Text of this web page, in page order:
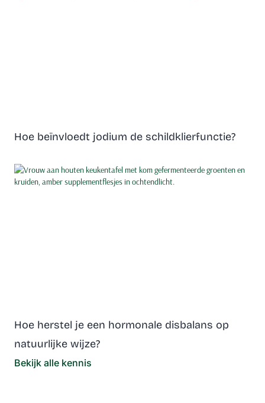
Hoe beïnvloedt jodium de schildklierfunctie?
Hoe herstel je een hormonale disbalans op
natuurlijke wijze?
Bekijk alle kennis